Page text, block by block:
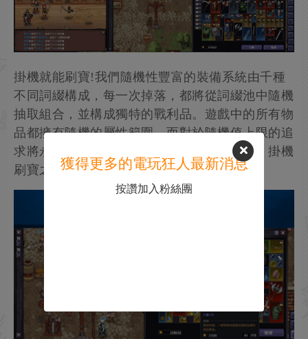
掛機就能刷寶!我們隨機性豐富的裝備系統由千種
不同詞綴構成，每一次掉落，都將從詞綴池中隨機
抽取組合，並構成獨特的戰利品。遊戲中的所有物
品都擁有隨機的屬性範圍，而對於隨機值上限的追
求將永無止境。遊戲更是支持玩家在線交易，掛機
刷寶之旅不再孤單!
獲得更多的電玩狂人最新消息
按讚加入粉絲團